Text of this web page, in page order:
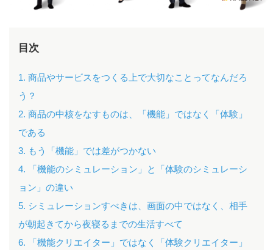
目次
1. 商品やサービスをつくる上で大切なことってなんだろ
う？
2. 商品の中核をなすものは、「機能」ではなく「体験」
である
3. もう「機能」では差がつかない
4. 「機能のシミュレーション」と「体験のシミュレーシ
ョン」の違い
5. シミュレーションすべきは、画面の中ではなく、相手
が朝起きてから夜寝るまでの生活すべて
6. 「機能クリエイター」ではなく「体験クリエイター」